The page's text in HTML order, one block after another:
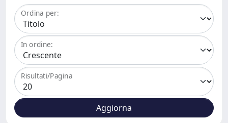
Ordina per:
In ordine:
Risultati/Pagina